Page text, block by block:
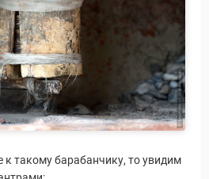
Виза в Индию
к такому барабанчику, то увидим